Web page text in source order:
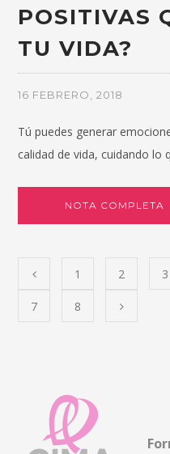
POSITIVAS
TU VIDA?
16 FEBRERO, 2018
Tú puedes generar
calidad de vida, cuidando lo
NOTA COMPLETA
1 2 3
7 8